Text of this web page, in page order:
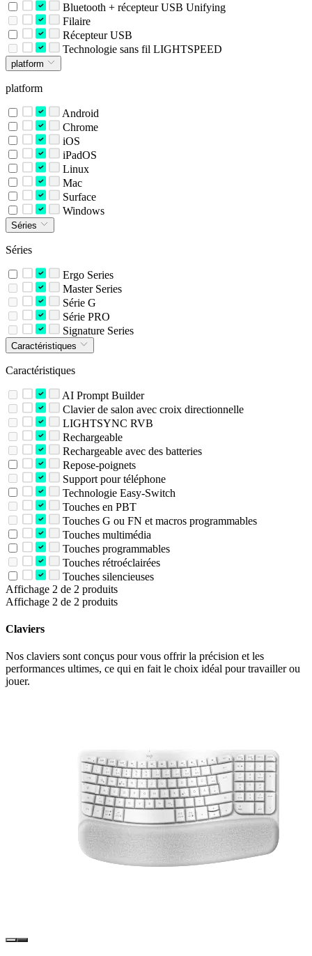
Bluetooth + récepteur USB Unifying
Filaire
Récepteur USB
Technologie sans fil LIGHTSPEED
platform
platform
Android
Chrome
iOS
iPadOS
Linux
Mac
Surface
Windows
Séries
Séries
Ergo Series
Master Series
Série G
Série PRO
Signature Series
Caractéristiques
Caractéristiques
AI Prompt Builder
Clavier de salon avec croix directionnelle
LIGHTSYNC RVB
Rechargeable
Rechargeable avec des batteries
Repose-poignets
Support pour téléphone
Technologie Easy-Switch
Touches en PBT
Touches G ou FN et macros programmables
Touches multimédia
Touches programmables
Touches rétroéclairées
Touches silencieuses
Affichage 2 de 2 produits
Affichage 2 de 2 produits
Claviers
Nos claviers sont conçus pour vous offrir la précision et les
performances ultimes, ce qui en fait le choix idéal pour travailler ou
jouer.